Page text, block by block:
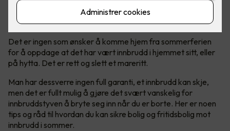
Mange innbrudd om sommeren
Det er ingen som ønsker å komme hjem fra sommerferien
for å oppdage at det har vært innbrudd i hjemmet sitt, eller
på hytta. Det er rett og slett et mareritt.
Man har dessverre ingen full garanti, et innbrudd kan skje,
men det er fullt mulig å gjøre det svært vanskelig for
innbruddstyven å bryte seg inn når du er borte. Her er noen
tips og råd til hvordan du kan sikre bolig og fritidsbolig mot
innbrudd i sommer.